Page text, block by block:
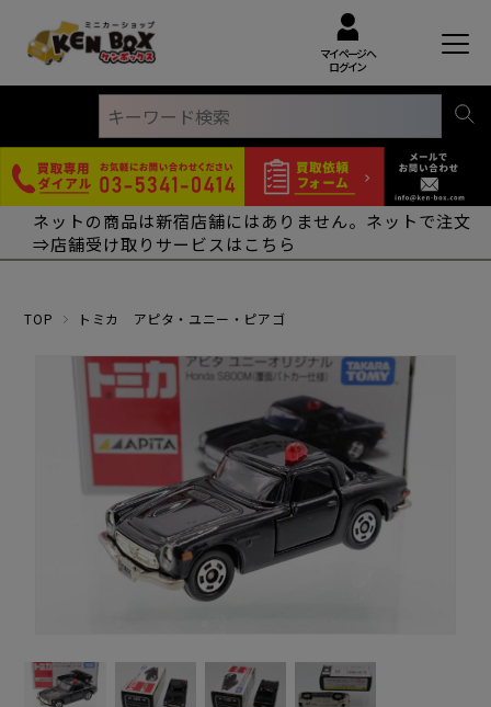
マイページへ
ログイン
ネットの商品は新宿店舗にはありません。ネットで注文
⇒店舗受け取りサービスはこちら
TOP トミカ アピタ・ユニー・ピアゴ